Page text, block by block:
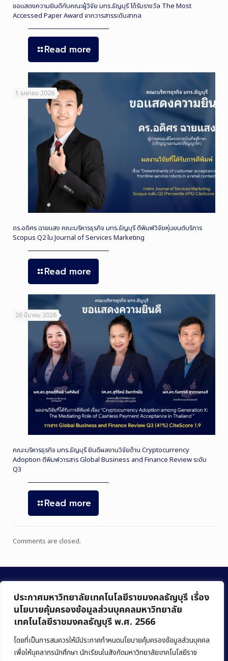
ประกาศมหาวิทยาลัยเทคโนโลยีราชมงคลธัญบุรี เรื่อง
นโยบายคุ้มครองข้อมูลส่วนบุคคลมหาวิทยาลัย
เทคโนโลยีราชมงคลธัญบุรี พ.ศ. 2566
โดยที่เป็นการสมควรให้มีประกาศกำหนดนโยบายคุ้มครองข้อมูลส่วนบุคคล
เพื่อให้บุคลากรนักศึกษา นักเรียนในสังกัดมหาวิทยาลัยเทคโนโลยีราช
ขอแสดงความยินดีกับคณะผู้วิจัย มทร.ธัญบุรี ได้รับรางวัล The Most
Accessed Paper Award จากวารสารระดับสากล
Read more
1 เมษายน 2026
ดร.อดิศร ฉายแสง คณะบริหารธุรกิจ มทร.ธัญบุรี ตีพิมพ์วิจัยหุ่นยนต์บริการ
Scopus Q2 ใน Journal of Services Marketing
Read more
26 มีนาคม 2026
คณะบริหารธุรกิจ มทร.ธัญบุรี ยินดีผลงานวิจัยด้าน Cryptocurrency
Adoption ตีพิมพ์วารสาร Global Business and Finance Review ระดับ
Q3
Read more
Comments are closed.
คณะบริหารธุรกิจ
มหาวิทยาลัยเทคโนโลยีราชมงคลธัญบุรี
39 หมู่ 1 ถนนรังสิต-นครนายก ตำบลคลองหก